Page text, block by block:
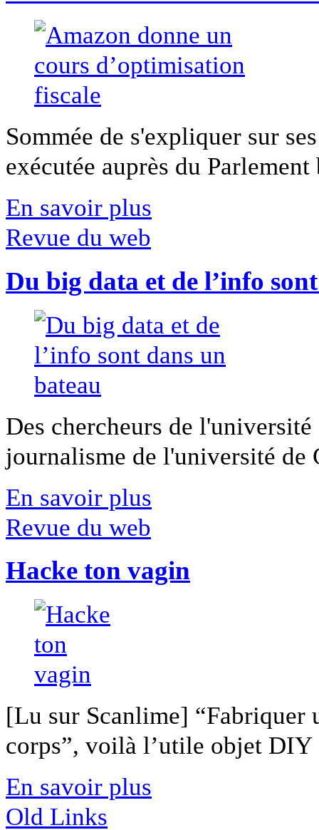
Sommée de s'expliquer sur
exécutée auprès du
En savoir plus
Revue du web
Du big data et de l’info
Des chercheurs de
journalisme de l'université
En savoir plus
Revue du web
Hacke ton vagin
[Lu sur Scanlime] “Fabriquer
corps”, voilà l’utile objet
En savoir plus
Old Links